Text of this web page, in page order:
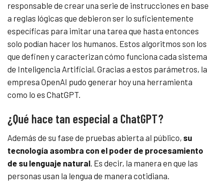
responsable de crear una serie de instrucciones en base
a reglas lógicas que debieron ser lo suficientemente
específicas para imitar una tarea que hasta entonces
solo podían hacer los humanos. Estos algoritmos son los
que definen y caracterizan cómo funciona cada sistema
de Inteligencia Artificial. Gracias a estos parámetros, la
empresa OpenAI pudo generar hoy una herramienta
como lo es ChatGPT.
¿Qué hace tan especial a ChatGPT?
Además de su fase de pruebas abierta al público, su
tecnología asombra con el poder de procesamiento
de su lenguaje natural. Es decir, la manera en que las
personas usan la lengua de manera cotidiana.